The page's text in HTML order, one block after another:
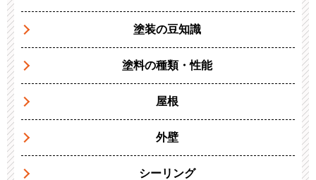
塗装の豆知識
塗料の種類・性能
屋根
外壁
シーリング